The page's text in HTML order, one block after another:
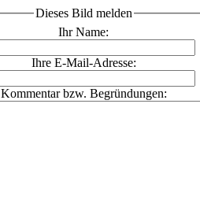
Dieses Bild melden
Ihr Name:
Ihre E-Mail-Adresse:
Kommentar bzw. Begründungen: